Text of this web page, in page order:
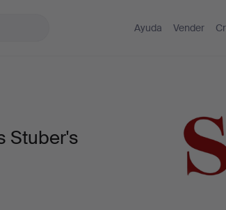
Ayuda Vender
Stuber's